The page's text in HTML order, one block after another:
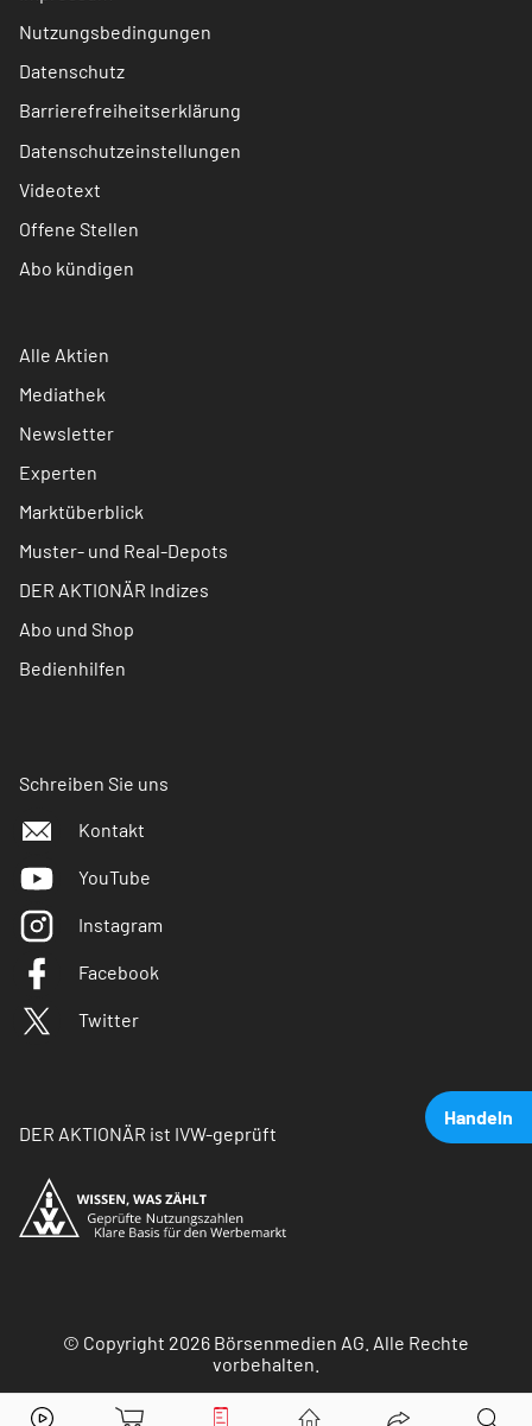
Handeln
Nutzungsbedingungen
Datenschutz
Barrierefreiheitserklärung
Datenschutzeinstellungen
Videotext
Offene Stellen
Abo kündigen
Alle Aktien
Mediathek
Newsletter
Experten
Marktüberblick
Muster- und Real-Depots
DER AKTIONÄR Indizes
Abo und Shop
Bedienhilfen
Schreiben Sie uns
Kontakt
YouTube
Instagram
Facebook
Twitter
DER AKTIONÄR ist IVW-geprüft
© Copyright 2026 Börsenmedien AG. Alle Rechte
vorbehalten.